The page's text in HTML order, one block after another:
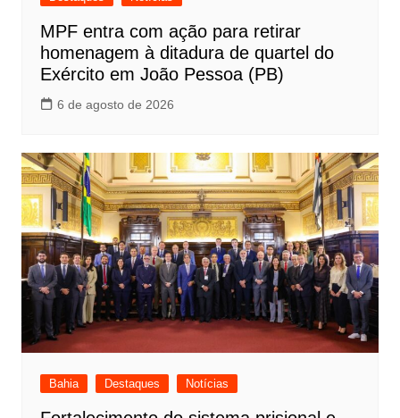
MPF entra com ação para retirar
homenagem à ditadura de quartel do
Exército em João Pessoa (PB)
6 de agosto de 2026
Bahia Destaques Notícias